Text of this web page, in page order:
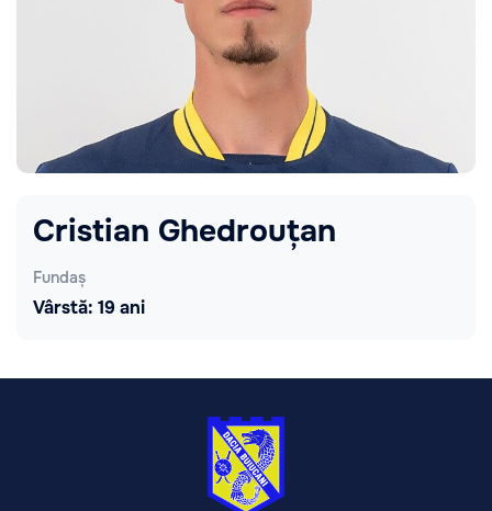
Cristian Ghedrouțan
Fundaș
Vârstă: 19 ani